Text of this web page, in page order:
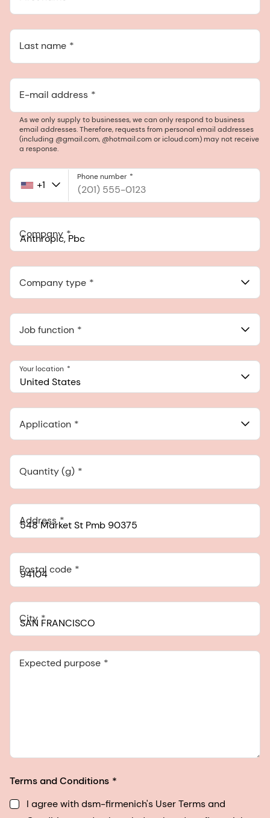
Last name
E-mail address
As we only supply to businesses, we can only respond to business
email addresses. Therefore, requests from personal email addresses
(including @gmail.com, @hotmail.com or icloud.com) may not receive
a response.
United
+1
Phone number
Company
548 Market St Pmb 90375, San Francisco, California, US
Company type
Job function
United States
Your location
Application
Quantity (g)
Address
Postal code
City
Expected purpose
Terms and Conditions
I agree with dsm-firmenich's User Terms and